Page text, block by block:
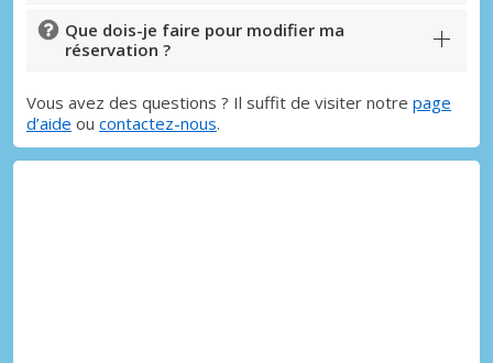
Que dois-je faire pour modifier ma
réservation ?
Vous avez des questions ? Il suffit de visiter notre page
d’aide ou contactez-nous.